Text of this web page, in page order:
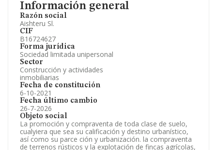
Información general
Razón social
Aishteru Sl.
CIF
B16724627
Forma jurídica
Sociedad limitada unipersonal
Sector
Construcción y actividades
inmobiliarias
Fecha de constitución
6-10-2021
Fecha último cambio
26-7-2026
Objeto social
La promoción y compraventa de toda clase de suelo,
cualyiera que sea su calificación y destino urbanístico,
así como su parce ción y urbanización. la compraventa
de terrenos rústicos y la explotación de fincas agrícolas,